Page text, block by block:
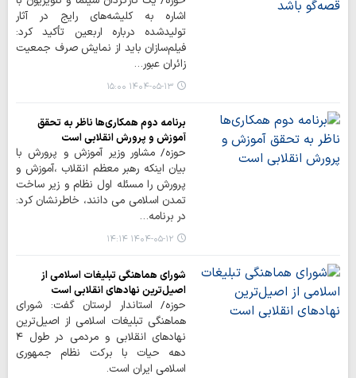
اشاره به کلیشه‌های رایج در آثار
تولیدشده درباره اربعین تأکید کرد:
فیلم‌سازان باید از نمایش صرف جمعیت
زائران عبور…
۱۴۰۴-۰۵-۱۳ ۱۵:۰۰
برنامه دوم همکاری‌ها ناظر به تحقق
آموزش و پرورش انقلابی است
حوزه/ مشاور وزیر آموزش و پرورش با
بیان اینکه رهبر معظم انقلاب ،آموزش و
پرورش را مسئله اول نظام و زیر ساخت
تمدن اسلامی می دانند، خاطرنشان کرد:
در برنامه…
۱۴۰۴-۰۵-۱۲ ۱۴:۱۴
شورای هماهنگی تبلیغات اسلامی از
اصیل‌ترین نهادهای انقلابی است
حوزه/ استاندار لرستان گفت: شورای
هماهنگی تبلیغات اسلامی از اصیل‌ترین
نهادهای انقلابی و مردمی در طول ۴
دهه حیات با برکت نظام جمهوری
اسلامی ایران است.